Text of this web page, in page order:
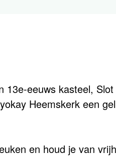
13e-eeuws kasteel,
Heemskerk een
en houd je van